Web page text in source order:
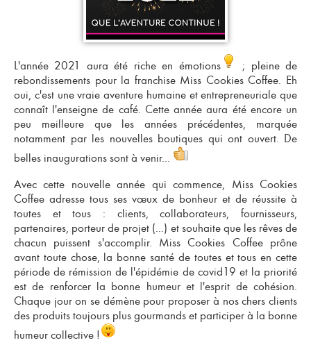
L'année 2021 aura été riche en émotions
; pleine de
rebondissements pour la franchise Miss Cookies Coffee. Eh
oui, c'est une vraie aventure humaine et entrepreneuriale que
connaît l'enseigne de café. Cette année aura été encore un
peu meilleure que les années précédentes, marquée
notamment par les nouvelles boutiques qui ont ouvert. De
belles inaugurations sont à venir...
Avec cette nouvelle année qui commence, Miss Cookies
Coffee adresse tous ses vœux de bonheur et de réussite à
toutes et tous : clients, collaborateurs, fournisseurs,
partenaires, porteur de projet (...) et souhaite que les rêves de
chacun puissent s'accomplir. Miss Cookies Coffee prône
avant toute chose, la bonne santé de toutes et tous en cette
période de rémission de l'épidémie de covid19 et la priorité
est de renforcer la bonne humeur et l'esprit de cohésion.
Chaque jour on se démène pour proposer à nos chers clients
des produits toujours plus gourmands et participer à la bonne
humeur collective !